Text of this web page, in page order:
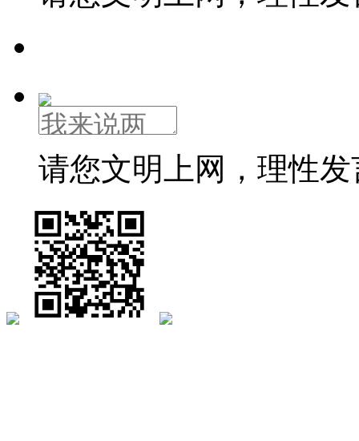
请您文明上网，理性